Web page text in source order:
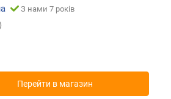
З нами 7 років
Перейти в магазин